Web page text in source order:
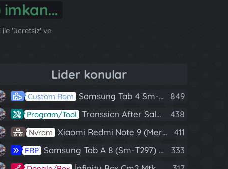
ile 'ücretsiz' ve
Lider konular
Custom Rom Samsung Tab 4 Sm-T230 Android 7.1 Stabil Eba Destekli Yazılım 849
Program/Tool Transsion After Sales Tool V1.5.1 Full (Tüm Mtk Işlemcili Cihazları Meta Moda Alma) 438
Nvram Xiaomi Redmi Note 9 (Merlin) Nvram Yedeği Fix Nv By Dft Pro 411
FRP Samsung Tab A 8 (Sm-T297) U4 Frp Reset 333